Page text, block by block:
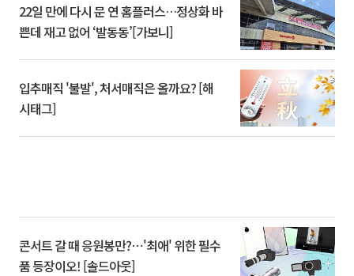
22일 만에 다시 문 연 홈플러스…정상화 바
쁜데 재고 없어 ‘발동동’[가보니]
입추매직 '불발', 처서매직은 올까요? [해
시태그]
콘서트 갈 때 응원봉만?⋯'최애' 위한 필수
품 등장이오! [솔드아웃]